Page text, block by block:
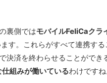
裏側ではモバイルFeliCaクラ
す。これらがすべて連携す
決済を終わらせることができ
組みが働いているわけですね